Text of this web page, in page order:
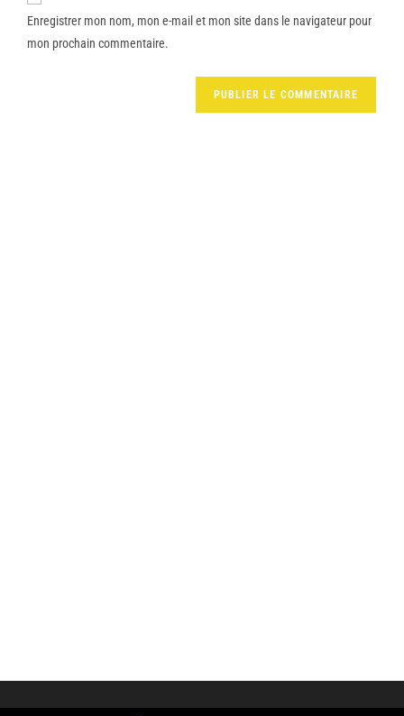
Enregistrer mon nom, mon e-mail et mon site dans le navigateur pour
mon prochain commentaire.